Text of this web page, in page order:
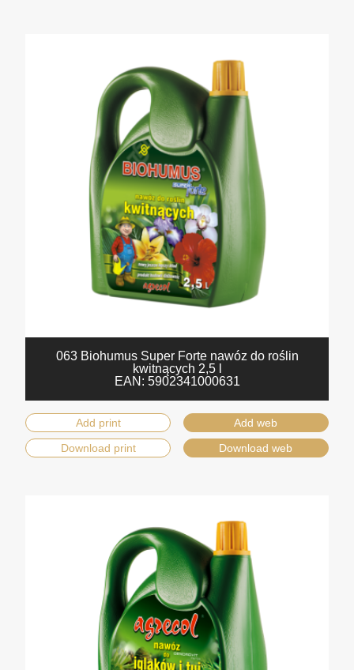
063 Biohumus Super Forte nawóz do roślin
kwitnących 2,5 l
EAN: 5902341000631
Add print
Add web
Download print
Download web